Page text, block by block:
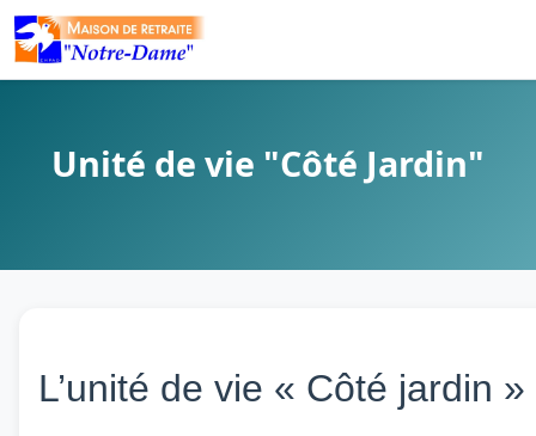
Unité de vie "Côté Jardin"
L’unité de vie « Côté jardin »